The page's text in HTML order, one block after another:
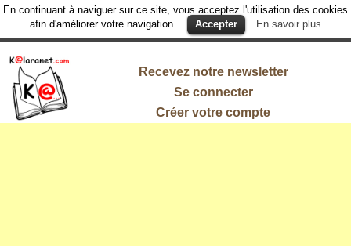
En continuant à naviguer sur ce site, vous acceptez l'utilisation des cookies
afin d'améliorer votre navigation.
Accepter En savoir plus
Recevez notre newsletter
Se connecter
Créer votre compte